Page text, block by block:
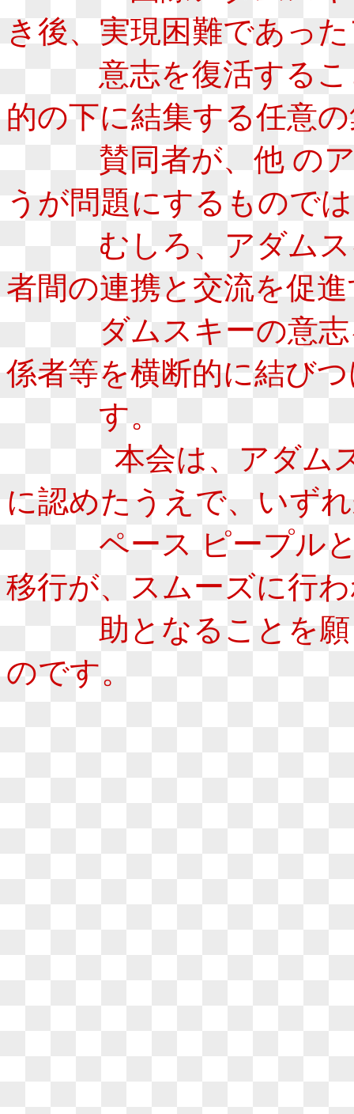
き後、実現困難であっ
意志を復活すること
的の下に結集する任意
賛同者が、他 のア
うが問題にするもので
むしろ、アダムスキ
者間の連携と交流を促
ダムスキーの意志を
係者等を横断的に結び
す。
本会は、アダムス
に認めたうえで、いず
ペース ピープルと
移行が、スムーズに行
助となることを願っ
のです。